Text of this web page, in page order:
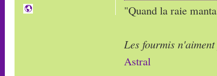
"Quand la raie
Les fourmis
Astral